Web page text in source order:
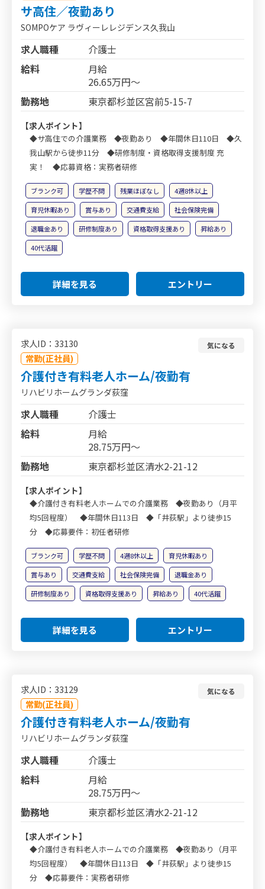
サ高住／夜勤あり
SOMPOケア ラヴィーレレジデンス久我山
求人職種
介護士
給料
月給
26.65万円～
勤務地
東京都杉並区宮前5-15-7
【求人ポイント】
◆サ高住での介護業務 ◆夜勤あり ◆年間休日110日 ◆久
我山駅から徒歩11分 ◆研修制度・資格取得支援制度 充
実！ ◆応募資格：実務者研修
ブランク可 学歴不問 残業ほぼなし
4週8休以上
育児休暇あり
賞与あり 交通費支給
社会保険完備
退職金あり
研修制度あり 資格取得支援あり
昇給あり
40代活躍
詳細を見る エントリー
求人ID：33130
常勤(正社員)
気になる
介護付き有料老人ホーム/夜勤有
リハビリホームグランダ荻窪
求人職種
介護士
給料
月給
28.75万円～
勤務地
東京都杉並区清水2-21-12
【求人ポイント】
◆介護付き有料老人ホームでの介護業務 ◆夜勤あり（月平
均5回程度） ◆年間休日113日 ◆「井荻駅」より徒歩15
分 ◆応募要件：初任者研修
ブランク可 学歴不問 4週8休以上
育児休暇あり
賞与あり
交通費支給 社会保険完備
退職金あり
研修制度あり
資格取得支援あり 昇給あり 40代活躍
詳細を見る エントリー
求人ID：33129
常勤(正社員)
気になる
介護付き有料老人ホーム/夜勤有
リハビリホームグランダ荻窪
求人職種
介護士
給料
月給
28.75万円～
勤務地
東京都杉並区清水2-21-12
【求人ポイント】
◆介護付き有料老人ホームでの介護業務 ◆夜勤あり（月平
均5回程度） ◆年間休日113日 ◆「井荻駅」より徒歩15
分 ◆応募要件：実務者研修